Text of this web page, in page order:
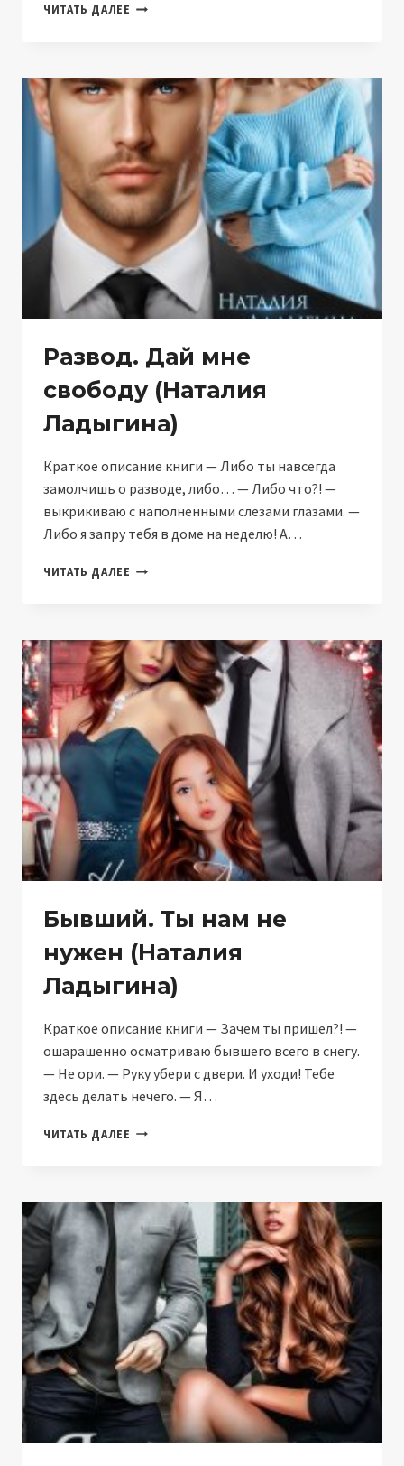
ЧИТАТЬ ДАЛЕЕ БЫВШИЙ
(НАТАЛИЯ
ЛАДЫГИНА)
Развод. Дай мне
свободу (Наталия
Ладыгина)
Краткое описание книги — Либо ты навсегда
замолчишь о разводе, либо… — Либо что?! —
выкрикиваю с наполненными слезами глазами. —
Либо я запру тебя в доме на неделю! А…
ЧИТАТЬ ДАЛЕЕ РАЗВОД.
(НАТАЛИЯ
ЛАДЫГИНА)
Бывший. Ты нам не
нужен (Наталия
Ладыгина)
Краткое описание книги — Зачем ты пришел?! —
ошарашенно осматриваю бывшего всего в снегу.
— Не ори. — Руку убери с двери. И уходи! Тебе
здесь делать нечего. — Я…
ЧИТАТЬ ДАЛЕЕ БЫВШИЙ.
НУЖЕН
(НАТАЛИЯ
ЛАДЫГИНА)